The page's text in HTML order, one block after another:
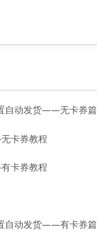
自动发货——无卡券篇
卡券教程
卡券教程
自动发货——有卡券篇